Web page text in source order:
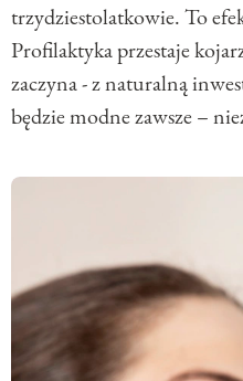
trzydziestolatkowie. To
Profilaktyka przestaje
zaczyna - z naturalną
będzie modne zawsze –